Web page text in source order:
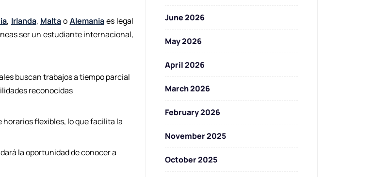
, Irlanda, Maltao Alemaniaes legal
ser un estudiante internacional,
buscan trabajos a tiempo parcial
reconocidas
flexibles, lo que facilita la
la oportunidad de conocer a
June 2026
May 2026
April 2026
March 2026
February 2026
November 2025
October 2025